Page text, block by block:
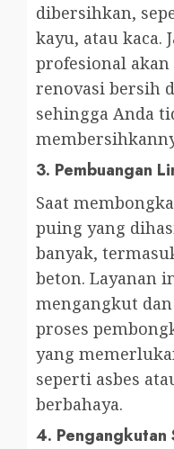
dibersihkan,
kayu, atau kaca.
profesional
renovasi bersih
sehingga Anda
3. Pembuangan
Saat
puing yang
banyak,
beton. Layanan
mengangkut
proses
yang
seperti asbes
berbahaya.
4. Pengangkutan